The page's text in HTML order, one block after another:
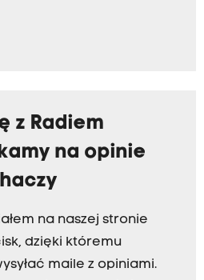
z Radiem
na opinie
na naszej stronie
dzięki któremu
maile z opiniami.